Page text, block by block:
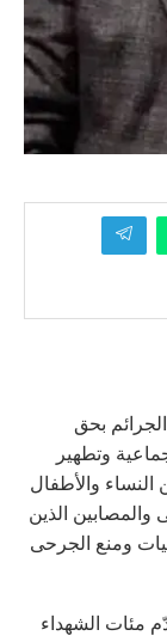
بحق
وتطهير
والأطفال
الذين
ومنع الجرحى
مئات الشهداء